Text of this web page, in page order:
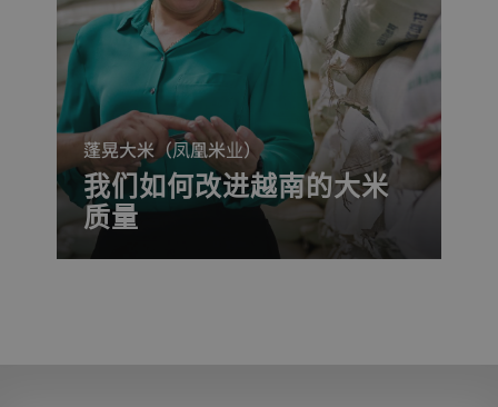
to 10%.
蓬晃大米（凤凰米业）
我们如何改进越南的大米
质量